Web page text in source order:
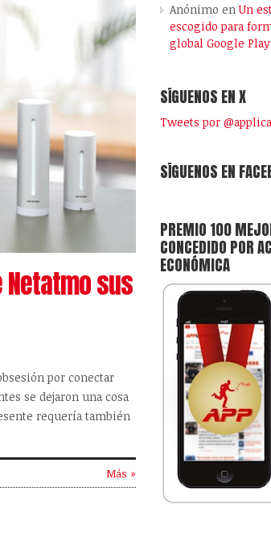
Netatmo sus
por conectar
se dejaron una cosa
requería también
Más »
Anónimo enUn
escogido para
global Google
SÍGUENOS EN X
Tweets por
SÍGUENOS EN
PREMIO 100
CONCEDIDO POR
ECONÓMICA